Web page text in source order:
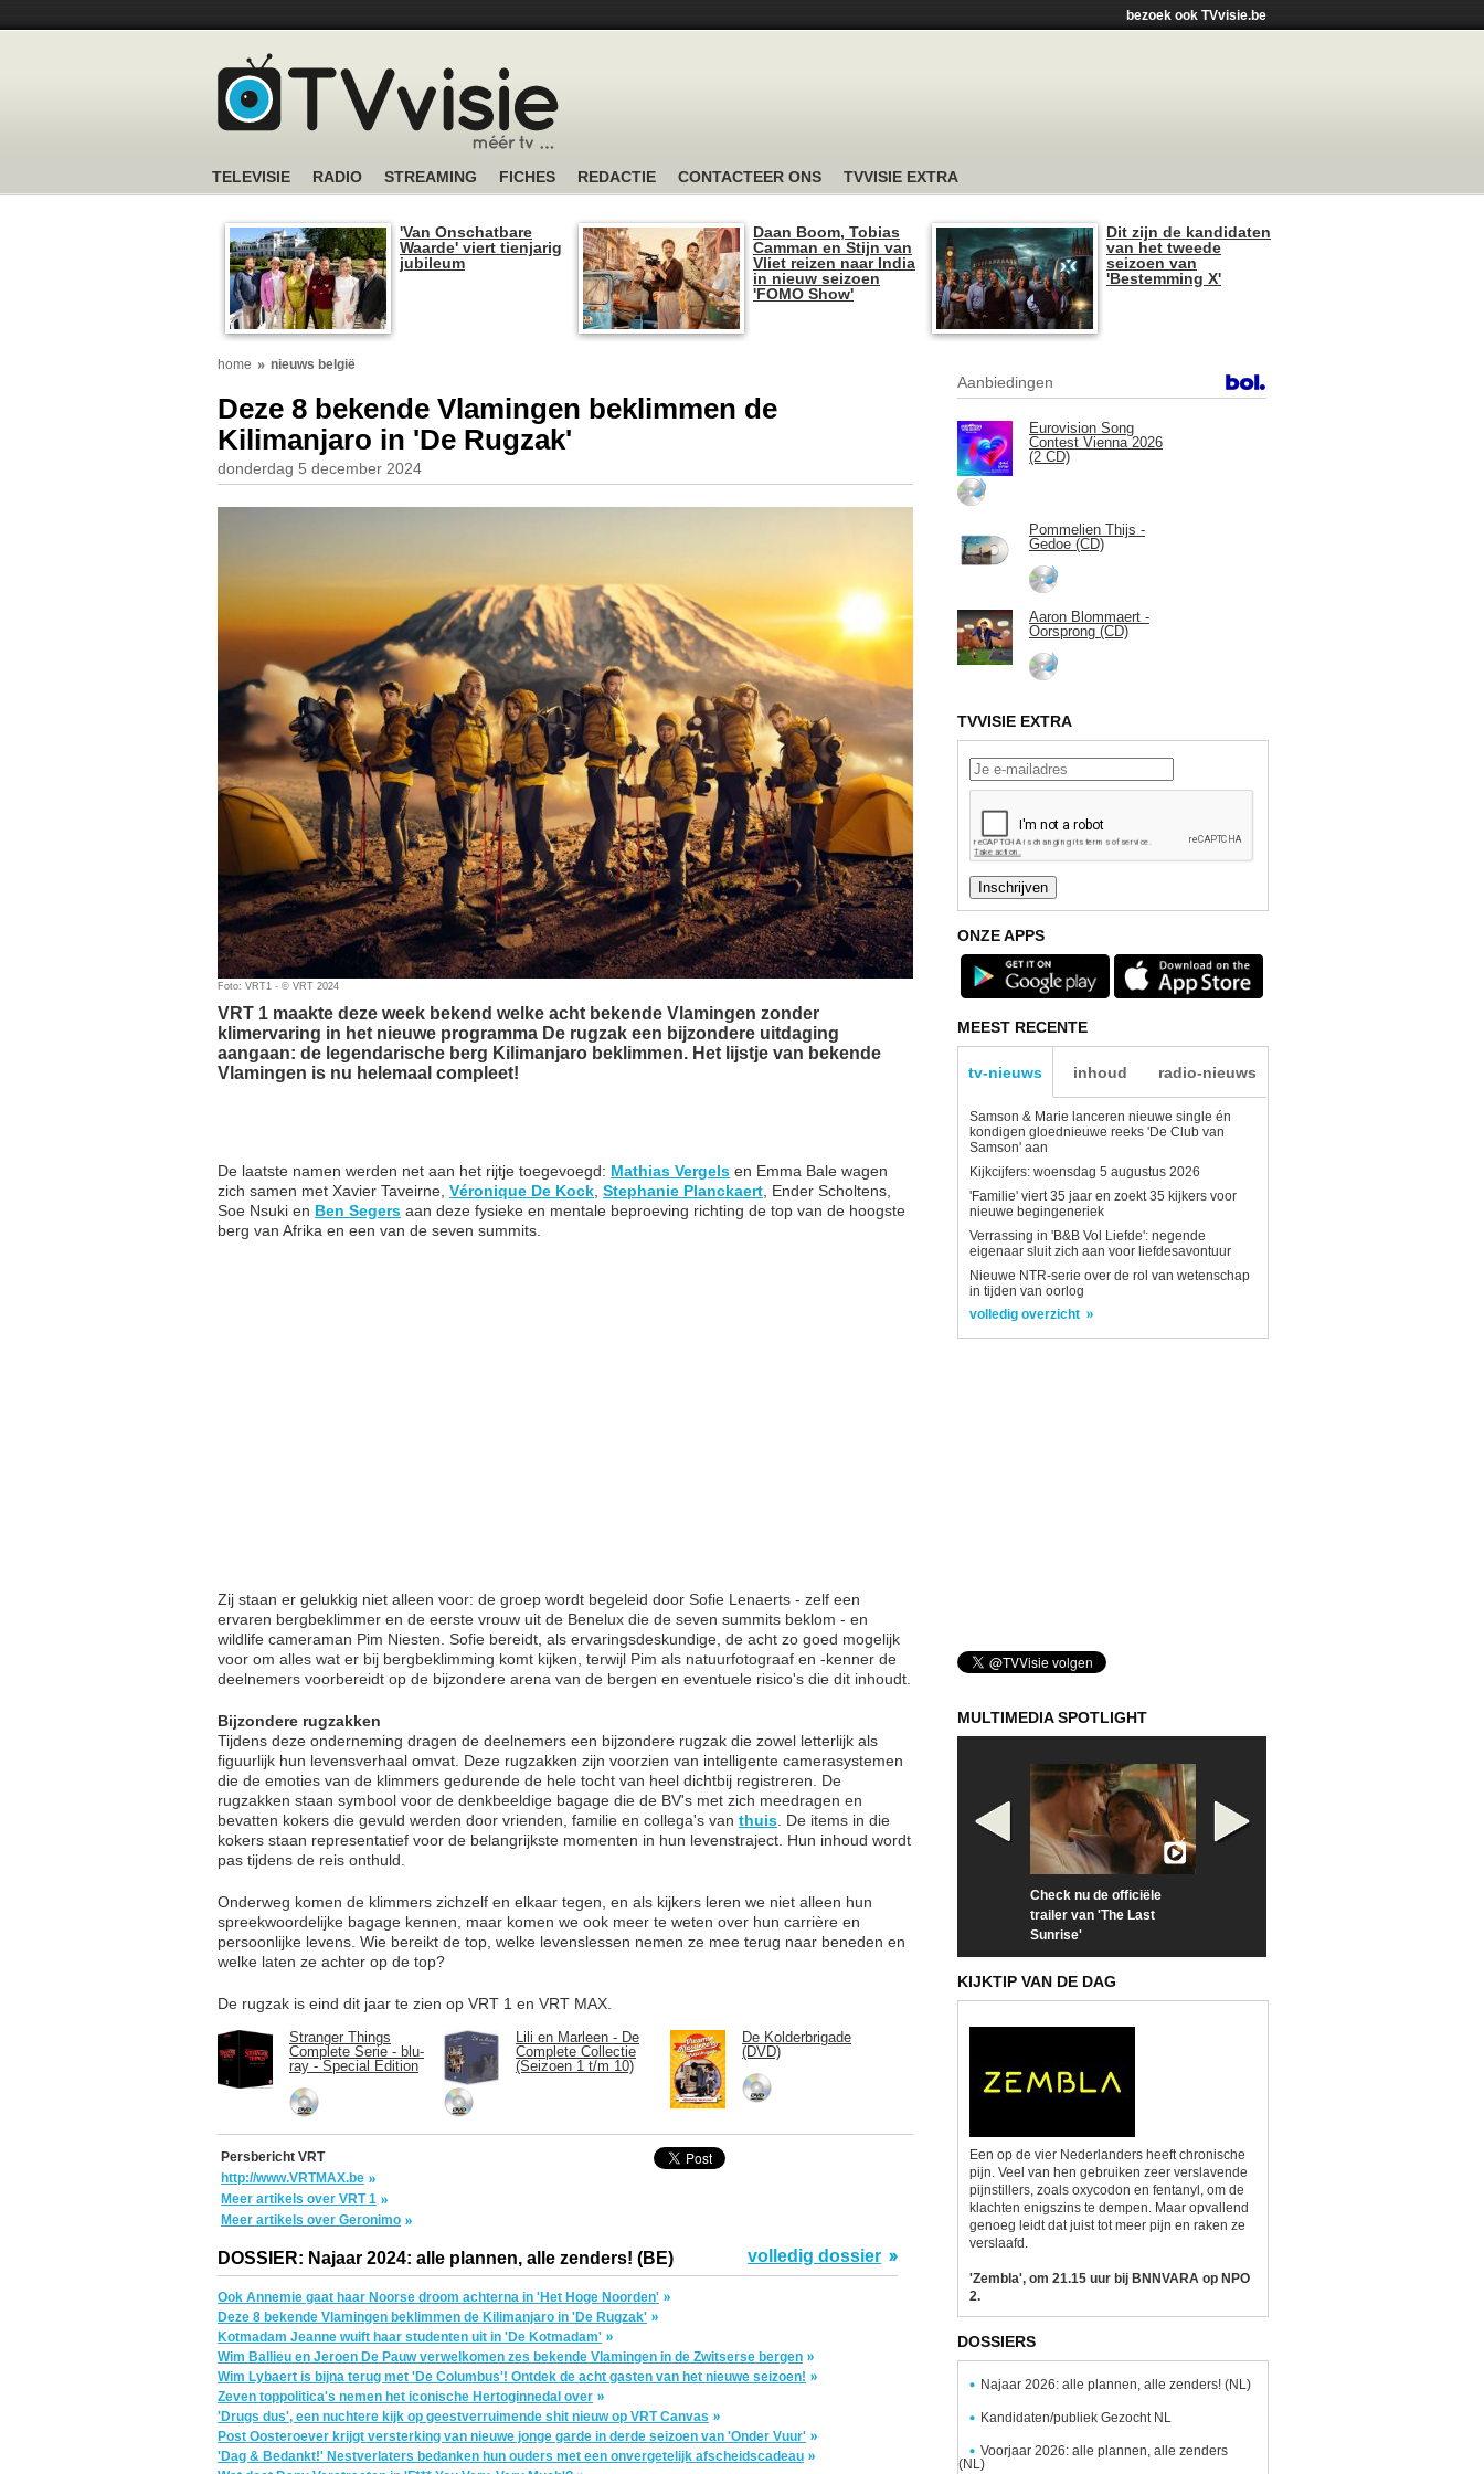
bezoek ook TVvisie.be
TELEVISIE RADIO STREAMING FICHES REDACTIE CONTACTEER ONS TVVISIE EXTRA
'Van Onschatbare
Waarde' viert tienjarig
jubileum
Daan Boom, Tobias
Camman en Stijn van
Vliet reizen naar India
in nieuw seizoen
'FOMO Show'
Dit zijn de kandidaten
van het tweede
seizoen van
'Bestemming X'
home nieuws belgië
Deze 8 bekende Vlamingen beklimmen de
Kilimanjaro in 'De Rugzak'
donderdag 5 december 2024
Foto: VRT1 - © VRT 2024
VRT 1 maakte deze week bekend welke acht bekende Vlamingen zonder
klimervaring in het nieuwe programma De rugzak een bijzondere uitdaging
aangaan: de legendarische berg Kilimanjaro beklimmen. Het lijstje van bekende
Vlamingen is nu helemaal compleet!
De laatste namen werden net aan het rijtje toegevoegd: Mathias Vergels en Emma Bale wagen
zich samen met Xavier Taveirne, Véronique De Kock Stephanie Planckaert , Ender Scholtens,
Soe Nsuki en Ben Segers aan deze fysieke en mentale beproeving richting de top van de hoogste
berg van Afrika en een van de seven summits.
Zij staan er gelukkig niet alleen voor: de groep wordt begeleid door Sofie Lenaerts - zelf een
ervaren bergbeklimmer en de eerste vrouw uit de Benelux die de seven summits beklom - en
wildlife cameraman Pim Niesten. Sofie bereidt, als ervaringsdeskundige, de acht zo goed mogelijk
voor om alles wat er bij bergbeklimming komt kijken, terwijl Pim als natuurfotograaf en -kenner de
deelnemers voorbereidt op de bijzondere arena van de bergen en eventuele risico's die dit inhoudt.
Bijzondere rugzakken
Tijdens deze onderneming dragen de deelnemers een bijzondere rugzak die zowel letterlijk als
figuurlijk hun levensverhaal omvat. Deze rugzakken zijn voorzien van intelligente camerasystemen
die de emoties van de klimmers gedurende de hele tocht van heel dichtbij registreren. De
rugzakken staan symbool voor de denkbeeldige bagage die de BV's met zich meedragen en
bevatten kokers die gevuld werden door vrienden, familie en collega's van thuis . De items in die
kokers staan representatief voor de belangrijkste momenten in hun levenstraject. Hun inhoud wordt
pas tijdens de reis onthuld.
Onderweg komen de klimmers zichzelf en elkaar tegen, en als kijkers leren we niet alleen hun
spreekwoordelijke bagage kennen, maar komen we ook meer te weten over hun carrière en
persoonlijke levens. Wie bereikt de top, welke levenslessen nemen ze mee terug naar beneden en
welke laten ze achter op de top?
De rugzak is eind dit jaar te zien op VRT 1 en VRT MAX.
Stranger Things
Complete Serie - blu-
ray - Special Edition
Lili en Marleen - De
Complete Collectie
(Seizoen 1 t/m 10)
De Kolderbrigade
(DVD)
Persbericht VRT
http://www.VRTMAX.be
Meer artikels over VRT 1
Meer artikels over Geronimo
DOSSIER: Najaar 2024: alle plannen, alle zenders! (BE) volledig dossier
Ook Annemie gaat haar Noorse droom achterna in 'Het Hoge Noorden'
Deze 8 bekende Vlamingen beklimmen de Kilimanjaro in 'De Rugzak'
Kotmadam Jeanne wuift haar studenten uit in 'De Kotmadam'
Wim Ballieu en Jeroen De Pauw verwelkomen zes bekende Vlamingen in de Zwitserse bergen
Wim Lybaert is bijna terug met 'De Columbus'! Ontdek de acht gasten van het nieuwe seizoen!
Zeven toppolitica's nemen het iconische Hertoginnedal over
'Drugs dus', een nuchtere kijk op geestverruimende shit nieuw op VRT Canvas
Post Oosteroever krijgt versterking van nieuwe jonge garde in derde seizoen van 'Onder Vuur'
'Dag & Bedankt!' Nestverlaters bedanken hun ouders met een onvergetelijk afscheidscadeau
Aanbiedingen
Eurovision Song
Contest Vienna 2026
(2 CD)
Pommelien Thijs -
Gedoe (CD)
Aaron Blommaert -
Oorsprong (CD)
TVVISIE EXTRA
ONZE APPS
MEEST RECENTE
tv-nieuws inhoud radio-nieuws
Samson & Marie lanceren nieuwe single én
kondigen gloednieuwe reeks 'De Club van
Samson' aan
Kijkcijfers: woensdag 5 augustus 2026
'Familie' viert 35 jaar en zoekt 35 kijkers voor
nieuwe begingeneriek
Verrassing in 'B&B Vol Liefde': negende
eigenaar sluit zich aan voor liefdesavontuur
Nieuwe NTR-serie over de rol van wetenschap
in tijden van oorlog
volledig overzicht
MULTIMEDIA SPOTLIGHT
Check nu de officiële
trailer van 'The Last
Sunrise'
KIJKTIP VAN DE DAG
Een op de vier Nederlanders heeft chronische
pijn. Veel van hen gebruiken zeer verslavende
pijnstillers, zoals oxycodon en fentanyl, om de
klachten enigszins te dempen. Maar opvallend
genoeg leidt dat juist tot meer pijn en raken ze
verslaafd.
'Zembla', om 21.15 uur bij BNNVARA op NPO
2.
DOSSIERS
Najaar 2026: alle plannen, alle zenders! (NL)
Kandidaten/publiek Gezocht NL
Voorjaar 2026: alle plannen, alle zenders
(NL)